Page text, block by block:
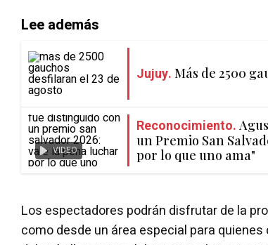
Lee además
Jujuy. Más de 2500
VIDEO
Reconocimiento.
un Premio San
por lo que uno ama"
Los espectadores podrán disfrutar de la
como desde un área especial para